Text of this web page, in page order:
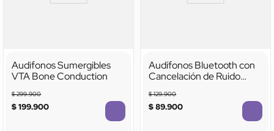
Audifonos Sumergibles
VTA Bone Conduction
$299.900
$199.900
Audífonos Bluetooth con
Cancelación de Ruido
$129.900
$89.900